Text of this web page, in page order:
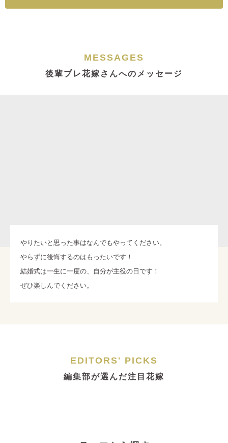
MESSAGES
後輩プレ花嫁さんへのメッセージ
やりたいと思った事はなんでもやってください。
やらずに後悔するのはもったいです！
結婚式は一生に一度の、自分が主役の日です！
ぜひ楽しんでください。
EDITORS' PICKS
編集部が選んだ注目花嫁